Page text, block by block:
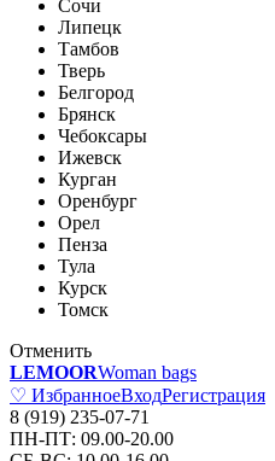
Сочи
Липецк
Тамбов
Тверь
Белгород
Брянск
Чебоксары
Ижевск
Курган
Оренбург
Орел
Пенза
Тула
Курск
Томск
Отменить
LEMOORWoman bags
♡ ИзбранноеВходРегистрация
8 (919) 235-07-71
ПН-ПТ: 09.00-20.00